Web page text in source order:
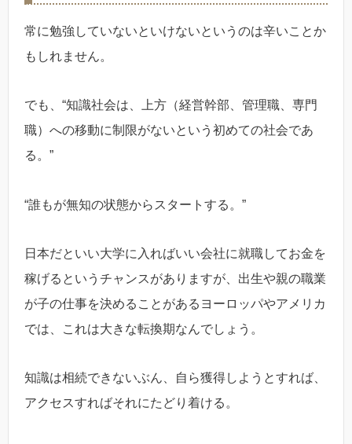
常に勉強していないといけないというのは辛いことか
もしれません。
でも、“知識社会は、上方（経営幹部、管理職、専門
職）への移動に制限がないという初めての社会であ
る。”
“誰もが無知の状態からスタートする。”
日本だといい大学に入ればいい会社に就職してお金を
稼げるというチャンスがありますが、出生や親の職業
が子の仕事を決めることがあるヨーロッパやアメリカ
では、これは大きな転換期なんでしょう。
知識は相続できないぶん、自ら獲得しようとすれば、
アクセスすればそれにたどり着ける。